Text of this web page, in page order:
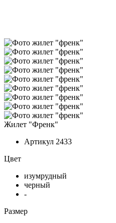
Жилет "Френк"
Артикул 2433
Цвет
изумрудный
черный
-
Размер